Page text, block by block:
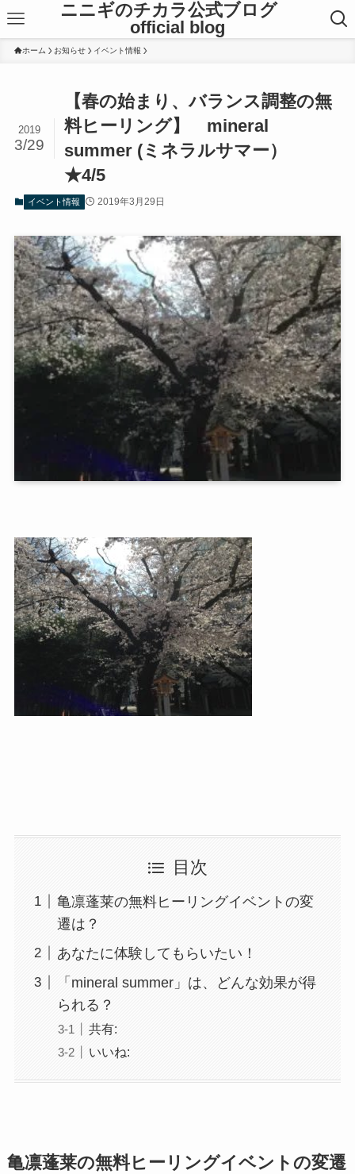
ニニギのチカラ公式ブログ
official blog
ホーム お知らせ イベント情報
【春の始まり、バランス調整の無
料ヒーリング】 mineral
summer (ミネラルサマー）
★4/5
2019
3/29
イベント情報 2019年3月29日
目次
亀凛蓬莱の無料ヒーリングイベントの変
遷は？
あなたに体験してもらいたい！
「mineral summer」は、どんな効果が得
られる？
共有:
いいね:
亀凛蓬莱の無料ヒーリングイベントの変遷